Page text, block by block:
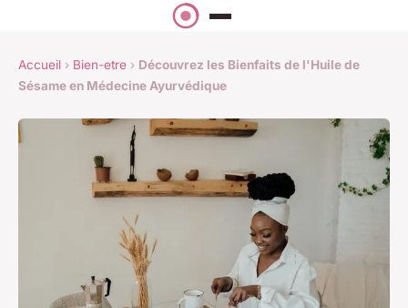
Accueil › Bien-etre › Découvrez les Bienfaits de l'Huile de
Sésame en Médecine Ayurvédique